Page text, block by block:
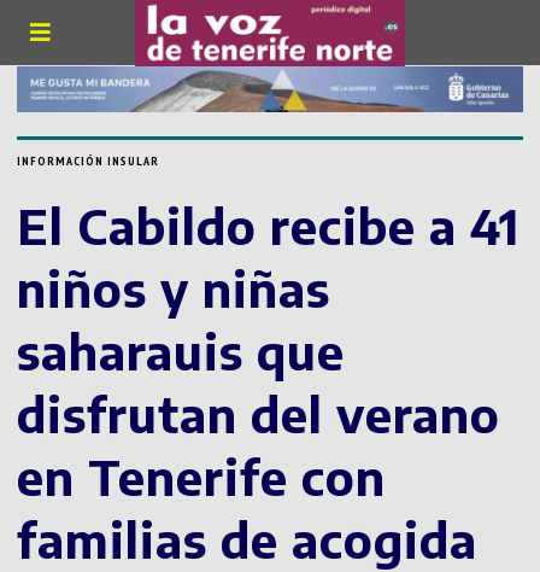
INFORMACIÓN INSULAR
El Cabildo recibe a 41
niños y niñas
saharauis que
disfrutan del verano
en Tenerife con
familias de acogida